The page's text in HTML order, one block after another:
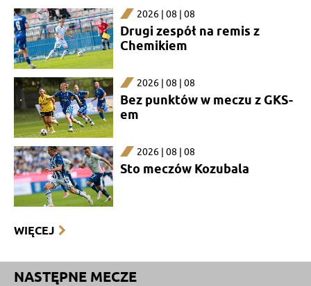
2026 | 08 | 08
Drugi zespół na remis z
Chemikiem
2026 | 08 | 08
Bez punktów w meczu z GKS-
em
2026 | 08 | 08
Sto meczów Kozubala
WIĘCEJ
NASTĘPNE MECZE